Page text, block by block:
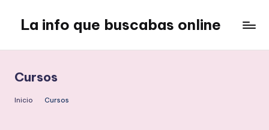
contenido
La info que buscabas online
para
aprender
y
Cursos
Inicio Cursos